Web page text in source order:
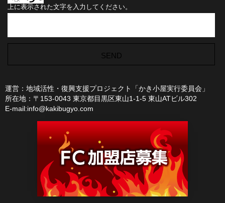
上に表示された文字を入力してください。
運営：地域活性・復興支援プロジェクト「かき小屋実行委員会」
所在地：〒153-0043 東京都目黒区東山1-1-5 東山ATビル302
E-mail:info@kakibugyo.com